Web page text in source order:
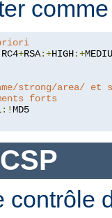
RC4+RSA:+HIGH:+
strong/area/ et
forts
:!
contrôle